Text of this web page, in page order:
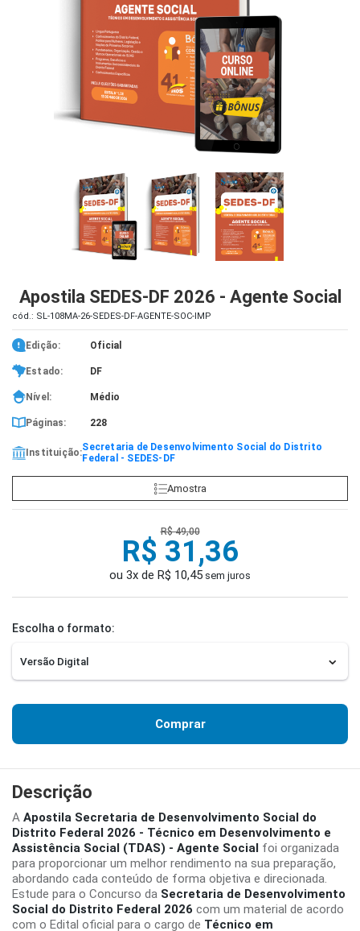
Apostila SEDES-DF 2026 - Agente Social
cód.: SL-108MA-26-SEDES-DF-AGENTE-SOC-IMP
Edição: Oficial
Estado: DF
Nível: Médio
Páginas: 228
Instituição:Secretaria de Desenvolvimento Social do Distrito
Federal - SEDES-DF
Amostra
R$ 49,00
R$ 31,36
ou 3x de R$ 10,45 sem juros
Escolha o formato:
Comprar
Descrição
A Apostila Secretaria de Desenvolvimento Social do
Distrito Federal 2026 - Técnico em Desenvolvimento e
Assistência Social (TDAS) - Agente Social foi organizada
para proporcionar um melhor rendimento na sua preparação,
abordando cada conteúdo de forma objetiva e direcionada.
Estude para o Concurso da Secretaria de Desenvolvimento
Social do Distrito Federal 2026 com um material de acordo
com o Edital oficial para o cargo de Técnico em